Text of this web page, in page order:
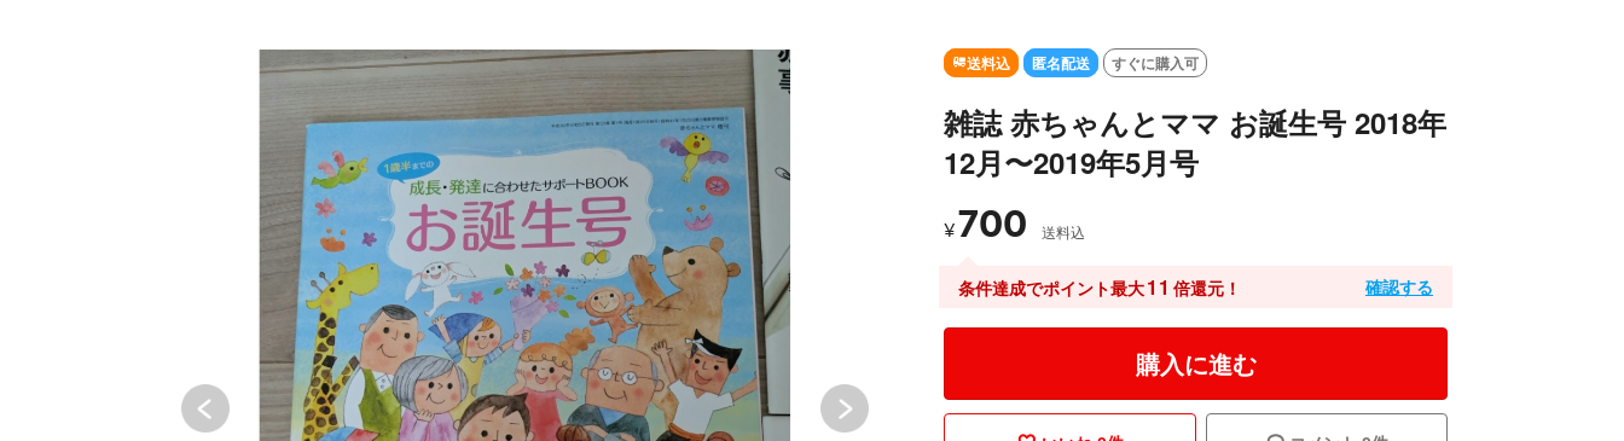
送料込 匿名配送 すぐに購入可
雑誌 赤ちゃんとママ お誕生号 2018年
12月〜2019年5月号
¥700 送料込
条件達成でポイント最大11 倍還元！ 確認する
購入に進む